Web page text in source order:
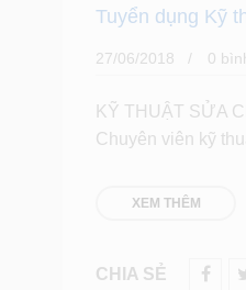
Tuyển dụng Kỹ
27/06/2018 0
KỸ THUẬT SỬA
Chuyên viên kỹ
XEM THÊM
CHIA SẺ